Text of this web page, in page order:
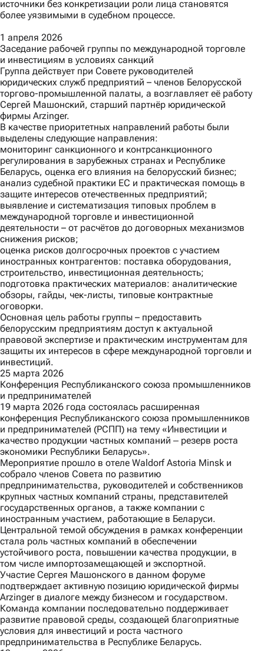
источники без конкретизации роли лица становятся
более уязвимыми в судебном процессе.
1 апреля 2026
Заседание рабочей группы по международной торговле
и инвестициям в условиях санкций
Группа действует при Совете руководителей
юридических служб предприятий – членов Белорусской
торгово-промышленной палаты, а возглавляет её работу
Сергей Машонский, старший партнёр юридической
фирмы Arzinger.
В качестве приоритетных направлений работы были
выделены следующие направления:
мониторинг санкционного и контрсанкционного
регулирования в зарубежных странах и Республике
Беларусь, оценка его влияния на белорусский бизнес;
анализ судебной практики ЕС и практическая помощь в
защите интересов отечественных предприятий;
выявление и систематизация типовых проблем в
международной торговле и инвестиционной
деятельности – от расчётов до договорных механизмов
снижения рисков;
оценка рисков долгосрочных проектов с участием
иностранных контрагентов: поставка оборудования,
строительство, инвестиционная деятельность;
подготовка практических материалов: аналитические
обзоры, гайды, чек-листы, типовые контрактные
оговорки.
Основная цель работы группы – предоставить
белорусским предприятиям доступ к актуальной
правовой экспертизе и практическим инструментам для
защиты их интересов в сфере международной торговли и
инвестиций.
25 марта 2026
Конференция Республиканского союза промышленников
и предпринимателей
19 марта 2026 года состоялась расширенная
конференция Республиканского союза промышленников
и предпринимателей (РСПП) на тему «Инвестиции и
качество продукции частных компаний ‒ резерв роста
экономики Республики Беларусь».
Мероприятие прошло в отеле Waldorf Astoria Minsk и
собрало членов Совета по развитию
предпринимательства, руководителей и собственников
крупных частных компаний страны, представителей
государственных органов, а также компании с
иностранным участием, работающие в Беларуси.
Центральной темой обсуждения в рамках конференции
стала роль частных компаний в обеспечении
устойчивого роста, повышении качества продукции, в
том числе импортозамещающей и экспортной.
Участие Сергея Машонского в данном форуме
подтверждает активную позицию юридической фирмы
Arzinger в диалоге между бизнесом и государством.
Команда компании последовательно поддерживает
развитие правовой среды, создающей благоприятные
условия для инвестиций и роста частного
предпринимательства в Республике Беларусь.